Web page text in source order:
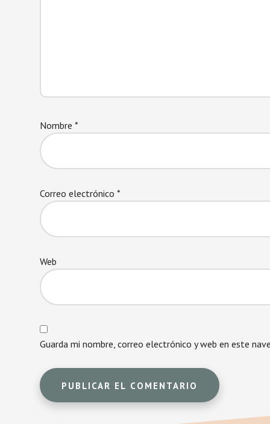
Nombre*
Correo electrónico*
Web
Guarda mi nombre, correo electrónico y web en este